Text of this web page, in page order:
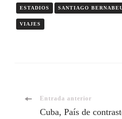
ESTADIOS SANTIAGO
VIAJES
Entrada anterior
Cuba, País de